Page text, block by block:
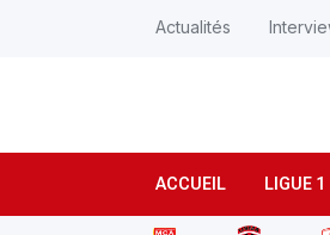
ACCUEIL LIGUE 1
Actualités